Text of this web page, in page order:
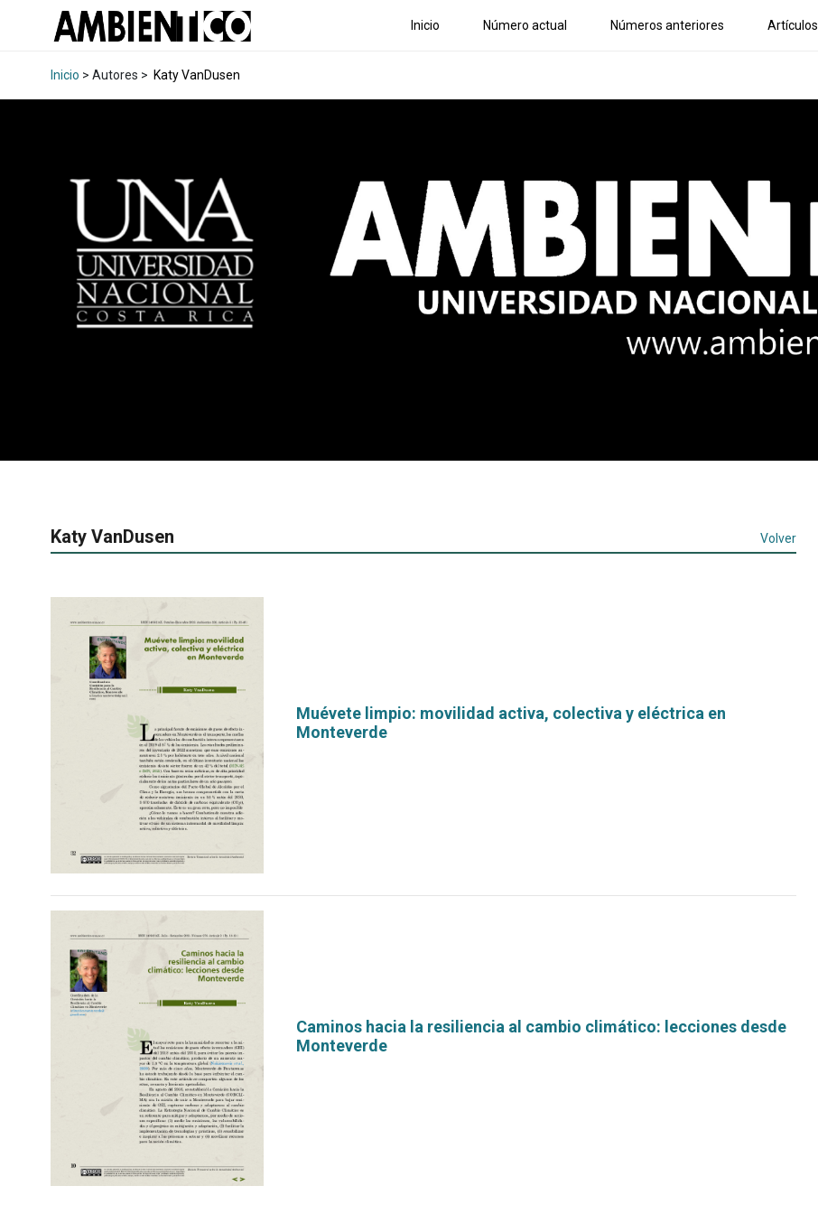
Inicio Número actual Números anteriores Artículos
Inicio > Autores > Katy VanDusen
Katy VanDusen Volver
Muévete limpio: movilidad activa, colectiva y eléctrica en
Monteverde
Caminos hacia la resiliencia al cambio climático: lecciones desde
Monteverde